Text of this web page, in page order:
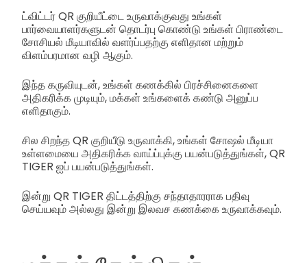
ட்விட்டர் QR குறியீட்டை உருவாக்குவது உங்கள்
பார்வையாளர்களுடன் தொடர்பு கொண்டு உங்கள் பிராண்டை
சோசியல் மீடியாவில் வளர்ப்பதற்கு எளிதான மற்றும்
விளம்பரமான வழி ஆகும்.
இந்த கருவியுடன், உங்கள் கணக்கில் பிரச்சினைகளை
அதிகரிக்க முடியும், மக்கள் உங்களைக் கண்டு அனுப்ப
எளிதாகும்.
சில சிறந்த QR குறியீடு உருவாக்கி, உங்கள் சோஷல் மீடியா
உள்ளமையை அதிகரிக்க வாய்ப்புக்கு பயன்படுத்துங்கள், QR
TIGER ஐப் பயன்படுத்துங்கள்.
இன்று QR TIGER திட்டத்திற்கு சந்தாதாரராக பதிவு
செய்யவும் அல்லது இன்று இலவச கணக்கை உருவாக்கவும்.